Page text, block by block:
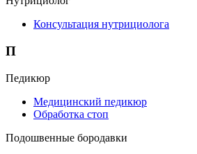
Консультация нутрициолога
П
Педикюр
Медицинский педикюр
Обработка стоп
Подошвенные бородавки